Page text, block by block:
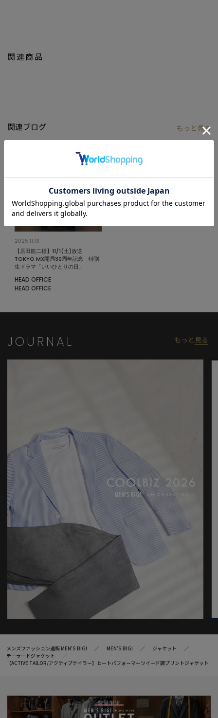
ラードコレクション。
ビジネスからカジュアルまで幅広いシーンで活用できるアイテム
高機能素材を採用したセットアップやジャケットを中心に、心地
よさとスマートさを兼ね備えた多彩な着こなしを提案していま
モデル:身長:185cm バスト:90cm ウエスト:77cm ヒップ:92cm 着
用サイズ:03(L)
※照明・光の加減、PCやスマートフォンなどの環境により、製品
と画像のカラーの見え方が異なる場合がございます。
※画像はサンプルのため、色味やサイズ等の仕様が変更になる場
合がございます。
関連商品
関連ブログ もっと 見る
2025.11.13
【原田龍二様】11/1(土)放送
TOKYO MX開局30周年記念 特別
生ドラマ「いいひとりの日」
HEAD OFFICE
HEAD OFFICE
JOURNAL もっと 見る
メンズファッション通販 MEN'S BIGI MEN’S BIGI
ジャケット
テーラードジャケット
【ACTIVE TAILOR/アクティブテイラー】ヒートパフォーマーツイード調プリントジャケット